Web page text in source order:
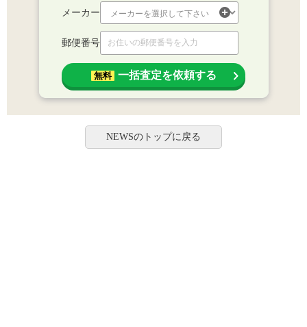
メーカー
郵便番号
無料 一括査定を依頼する
NEWSのトップに戻る